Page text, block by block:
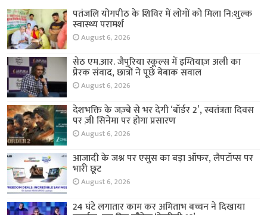
पतंजलि योगपीठ के शिविर में लोगों को मिला नि:शुल्क
स्वास्थ्य परामर्श
August 6, 2026
सेठ एम.आर. जैपुरिया स्कूल्स में इम्तियाज़ अली का
प्रेरक संवाद, छात्रों ने पूछे बेबाक सवाल
August 6, 2026
देशभक्ति के जज़्बे से भर देगी ‘बॉर्डर 2’, स्वतंत्रता दिवस
पर ज़ी सिनेमा पर होगा प्रसारण
August 6, 2026
आजादी के जश्न पर एसुस का बड़ा ऑफर, लैपटॉप्स पर
भारी छूट
August 6, 2026
24 घंटे लगातार काम कर अमिताभ बच्चन ने दिखाया